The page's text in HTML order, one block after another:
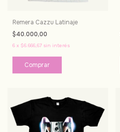
Remera Cazzu Latinaje
$40.000,00
6 x $6.666,67 sin interés
Comprar